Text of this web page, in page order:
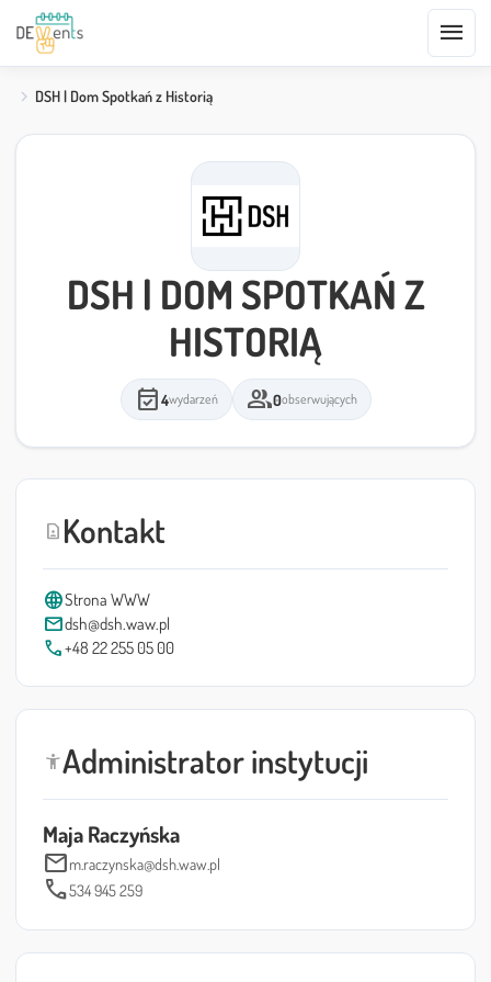
menu
DSH | Dom Spotkań z Historią
DSH | DOM SPOTKAŃ Z
HISTORIĄ
event_available4wydarzeń group0obserwujących
contact_page Kontakt
languageStrona WWW
maildsh@dsh.waw.pl
call+48 22 255 05 00
accessibility_newAdministrator instytucji
Maja Raczyńska
mailm.raczynska@dsh.waw.pl
call534 945 259